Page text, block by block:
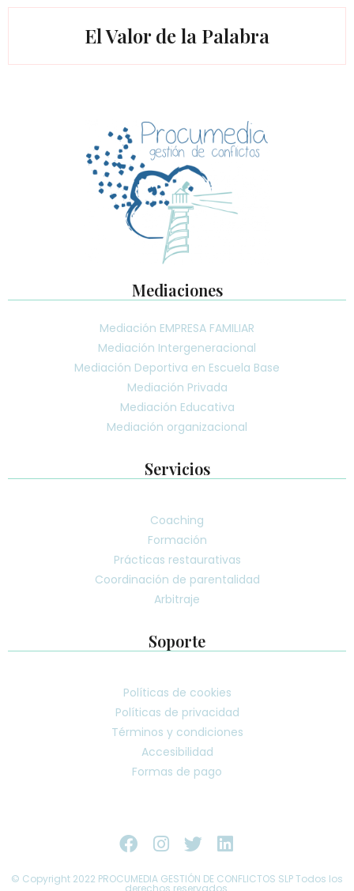
El Valor de la Palabra
Mediaciones
Mediación EMPRESA FAMILIAR
Mediación Intergeneracional
Mediación Deportiva en Escuela Base
Mediación Privada
Mediación Educativa
Mediación organizacional
Servicios
Coaching
Formación
Prácticas restaurativas
Coordinación de parentalidad
Arbitraje
Soporte
Políticas de cookies
Políticas de privacidad
Términos y condiciones
Accesibilidad
Formas de pago
© Copyright 2022 PROCUMEDIA GESTIÓN DE CONFLICTOS SLP Todos los